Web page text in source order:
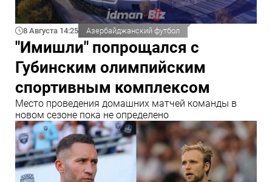
8 Августа 14:25 Азербайджанский футбол
"Имишли" попрощался с
Губинским олимпийским
спортивным комплексом
Место проведения домашних матчей команды в
новом сезоне пока не определено